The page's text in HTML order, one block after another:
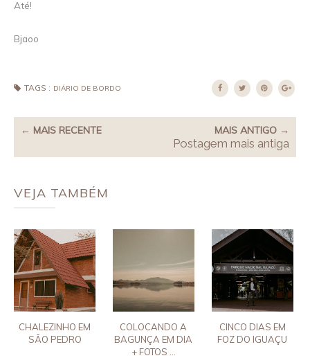
Até!
Bjaoo
TAGS : DIÁRIO DE BORDO
← MAIS RECENTE MAIS ANTIGO →
Postagem mais antiga
VEJA TAMBÉM
CHALEZINHO EM
SÃO PEDRO
COLOCANDO A
BAGUNÇA EM DIA
+ FOTOS ...
CINCO DIAS EM
FOZ DO IGUAÇU